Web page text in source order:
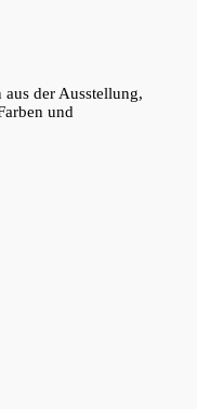
der Ausstellung,
und